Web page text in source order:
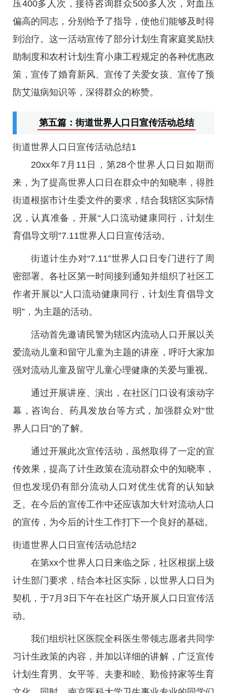
压400多人次，接待咨询群众500多人次，对血压
偏高的同志，分别给予了指导，使他们能够及时得
到治疗。这一活动宣传了部分计划生育家庭奖励扶
助制度和农村计划生育小康工程规定的各种优惠政
策，宣传了婚育新风、宣传了关爱女孩、宣传了预
防艾滋病知识等，深得群众的称赞。
第五篇：街道世界人口日宣传活动总结
街道世界人口日宣传活动总结1
20xx年7月11日，第28个世界人口日如期而
来，为了提高世界人口日在群众中的知晓率，得胜
街道根据市计生委文件的要求，结合我辖区实际情
况，认真准备，开展“人口流动健康同行，计划生
育倡导文明”7.11世界人口日宣传活动。
街道计生办对“7.11”世界人口日专门进行了周
密部署。各社区第一时间接到通知并组织了社区工
作者开展以“人口流动健康同行，计划生育倡导文
明”，为主题的活动。
活动首先邀请民警为辖区内流动人口开展以关
爱流动儿童和留守儿童为主题的讲座，呼吁大家加
强对流动儿童及留守儿童心理健康的关爱与重视。
通过开展讲座、演出，在社区门口设有滚动字
幕，咨询台、药具发放台等方式，加强群众对“世
界人口日”的了解。
通过开展此次宣传活动，虽然取得了一定的宣
传效果，提高了计生政策在流动群众中的知晓率，
但也发现仍有部分流动人口对优生优育的认知缺
乏。在今后的宣传工作中还应该加大针对流动人口
的宣传，为今后的计生工作打下一个良好的基础。
街道世界人口日宣传活动总结2
在第xx个世界人口日来临之际，社区根据上级
计生部门要求，结合本社区实际，以世界人口日为
契机，于7月3日下午在社区广场开展人口日宣传活
动。
我们组织社区医院全科医生带领志愿者共同学
习计生政策的内容，并加以详细的讲解，广泛宣传
计划生育男、女平等、夫妻和睦、勤俭持家等生育